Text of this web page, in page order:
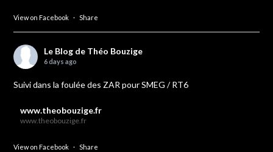
View on Facebook · Share
Le Blog de Théo Bouzige
6 days ago
Suivi dans la foulée des ZAR pour SMEG / RT6
www.theobouzige.fr
www.theobouzige.fr
View on Facebook · Share